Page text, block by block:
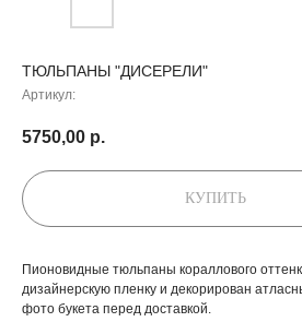
ТЮЛЬПАНЫ "ДИСЕРЕЛИ"
Артикул:
5750,00 р.
КУПИТЬ
Пионовидные тюльпаны кораллового
дизайнерскую пленку и декорирован
фото букета перед доставкой.